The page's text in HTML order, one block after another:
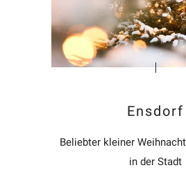
Ensdorf
Beliebter kleiner
in der Stadt